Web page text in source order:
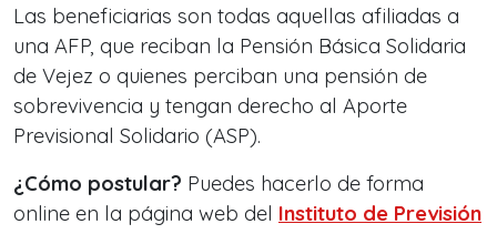
Las beneficiarias son todas aquellas afiliadas a
una AFP, que reciban la Pensión Básica Solidaria
de Vejez o quienes perciban una pensión de
sobrevivencia y tengan derecho al Aporte
Previsional Solidario (ASP).
¿Cómo postular? Puedes hacerlo de forma
online en la página web del Instituto de Previsión